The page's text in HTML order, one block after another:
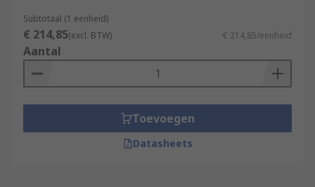
Subtotaal (1 eenheid)
€ 214,85(excl. BTW) € 214,85/eenheid
Aantal
Toevoegen
Datasheets